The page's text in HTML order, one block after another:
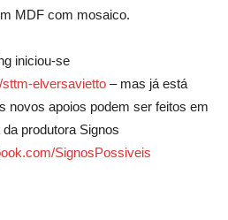
MDF com mosaico.
iniciou-se
elversavietto – mas já está
novos apoios podem ser feitos em
produtora Signos
SignosPossiveis